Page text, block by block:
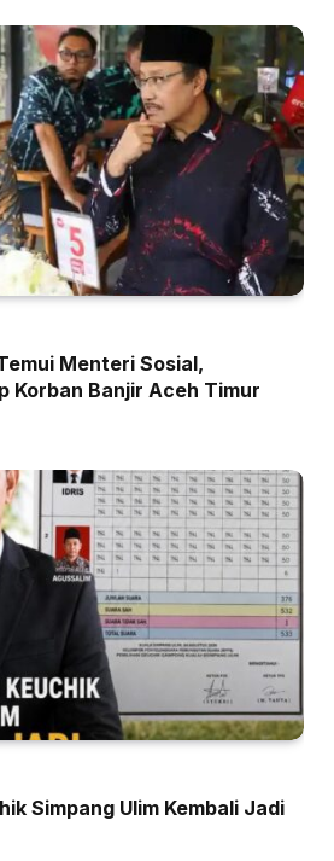
Menteri Sosial,
Korban Banjir Aceh Timur
Simpang Ulim Kembali Jadi